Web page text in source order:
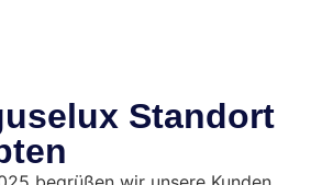
Standort